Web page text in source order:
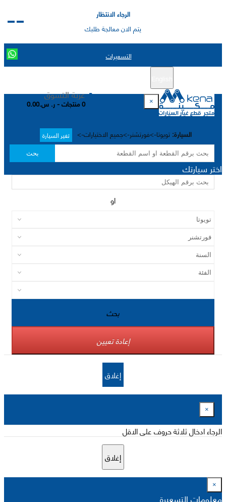
الرجاء الانتظار
يتم الان معالجة طلبك
التسعيرات
عربة التسوق
0 منتجات - ر. س.0.00
السيارة: تويوتا->فورتشنر->جميع الاختيارات-> تغير السيارة
بحث
×
اختر سيارتك
او
بحث
إعادة تعيين
إغلاق
×
الرجاء ادخال ثلاثة حروف على الاقل
إغلاق
×
معلومات التسعيرة